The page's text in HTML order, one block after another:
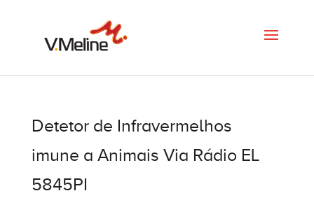
Detetor de Infravermelhos
imune a Animais Via Rádio EL
5845PI